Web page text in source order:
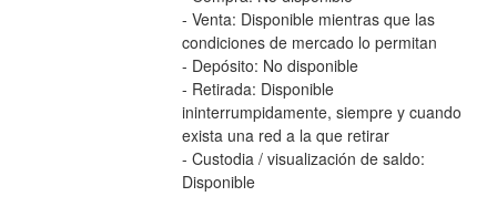
- Venta: Disponible mientras que las
condiciones de mercado lo permitan
- Depósito: No disponible
- Retirada: Disponible
ininterrumpidamente, siempre y cuando
exista una red a la que retirar
- Custodia / visualización de saldo:
Disponible